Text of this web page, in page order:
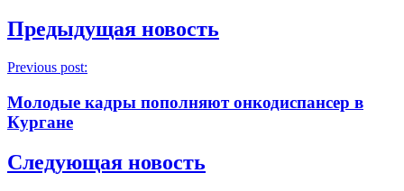
Предыдущая новость
Previous post:
Молодые кадры пополняют онкодиспансер в
Кургане
Следующая новость